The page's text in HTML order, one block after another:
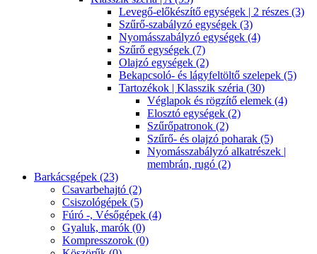
Levegő-előkészítő egységek | 2 részes (3)
Szűrő-szabályzó egységek (3)
Nyomásszabályzó egységek (4)
Szűrő egységek (7)
Olajzó egységek (2)
Bekapcsoló- és lágyfeltöltő szelepek (5)
Tartozékok | Klasszik széria (30)
Véglapok és rögzítő elemek (4)
Elosztó egységek (2)
Szűrőpatronok (2)
Szűrő- és olajzó poharak (5)
Nyomásszabályzó alkatrészek |
membrán, rugó (2)
Barkácsgépek (23)
Csavarbehajtó (2)
Csiszológépek (5)
Fúró -, Vésőgépek (4)
Gyaluk, marók (0)
Kompresszorok (0)